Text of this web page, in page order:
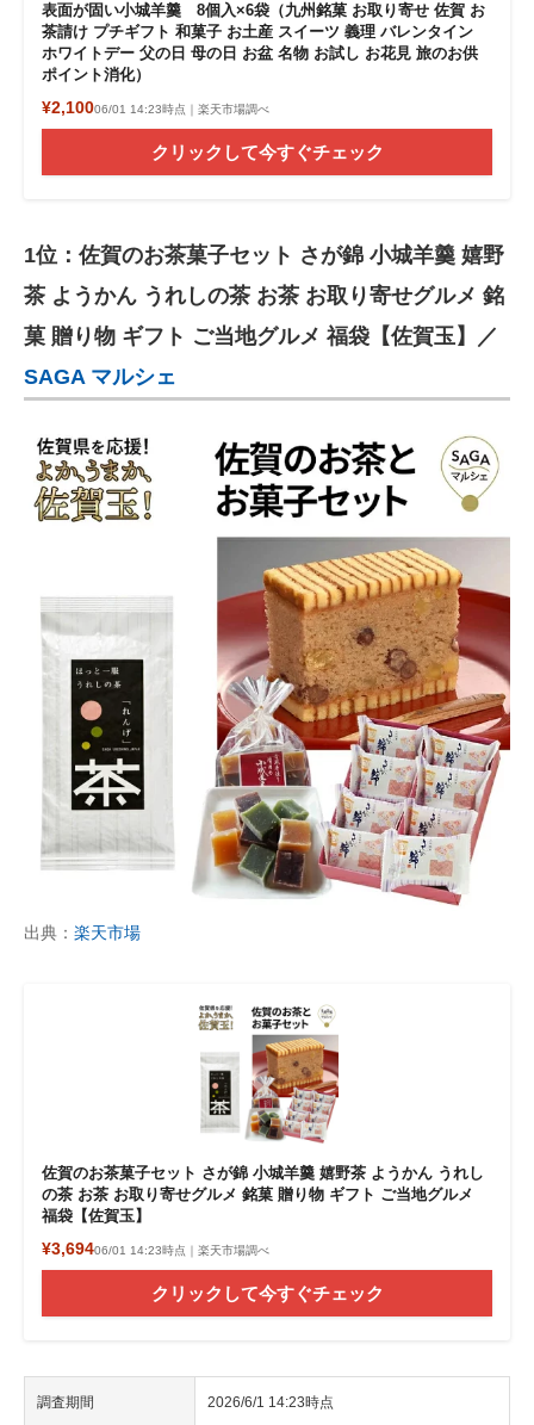
表面が固い小城羊羹 8個入×6袋（九州銘菓 お取り寄せ 佐賀 お
茶請け プチギフト 和菓子 お土産 スイーツ 義理 バレンタイン
ホワイトデー 父の日 母の日 お盆 名物 お試し お花見 旅のお供
ポイント消化）
¥2,10006/01 14:23時点｜楽天市場調べ
クリックして今すぐチェック
1位：佐賀のお茶菓子セット さが錦 小城羊羹 嬉野
茶 ようかん うれしの茶 お茶 お取り寄せグルメ 銘
菓 贈り物 ギフト ご当地グルメ 福袋【佐賀玉】／
SAGA マルシェ
出典： 楽天市場
佐賀のお茶菓子セット さが錦 小城羊羹 嬉野茶 ようかん うれし
の茶 お茶 お取り寄せグルメ 銘菓 贈り物 ギフト ご当地グルメ
福袋【佐賀玉】
¥3,69406/01 14:23時点｜楽天市場調べ
クリックして今すぐチェック
調査期間 2026/6/1 14:23時点